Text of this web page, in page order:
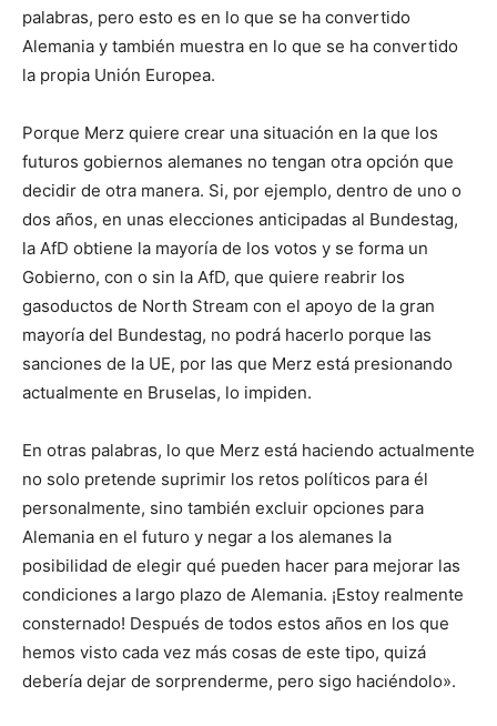
palabras, pero esto es en lo que se ha convertido
Alemania y también muestra en lo que se ha convertido
la propia Unión Europea.
Porque Merz quiere crear una situación en la que los
futuros gobiernos alemanes no tengan otra opción que
decidir de otra manera. Si, por ejemplo, dentro de uno o
dos años, en unas elecciones anticipadas al Bundestag,
la AfD obtiene la mayoría de los votos y se forma un
Gobierno, con o sin la AfD, que quiere reabrir los
gasoductos de North Stream con el apoyo de la gran
mayoría del Bundestag, no podrá hacerlo porque las
sanciones de la UE, por las que Merz está presionando
actualmente en Bruselas, lo impiden.
En otras palabras, lo que Merz está haciendo actualmente
no solo pretende suprimir los retos políticos para él
personalmente, sino también excluir opciones para
Alemania en el futuro y negar a los alemanes la
posibilidad de elegir qué pueden hacer para mejorar las
condiciones a largo plazo de Alemania. ¡Estoy realmente
consternado! Después de todos estos años en los que
hemos visto cada vez más cosas de este tipo, quizá
debería dejar de sorprenderme, pero sigo haciéndolo».